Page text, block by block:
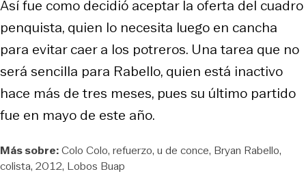
Así fue como decidió aceptar la oferta del cuadro
penquista, quien lo necesita luego en cancha
para evitar caer a los potreros. Una tarea que no
será sencilla para Rabello, quien está inactivo
hace más de tres meses, pues su último partido
fue en mayo de este año.
Más sobre:Colo Colo refuerzo u de conce Bryan Rabello
colista 2012 Lobos Buap